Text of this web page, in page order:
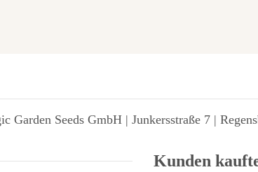
Garden Seeds GmbH | Junkersstraße 7 |
Kunden